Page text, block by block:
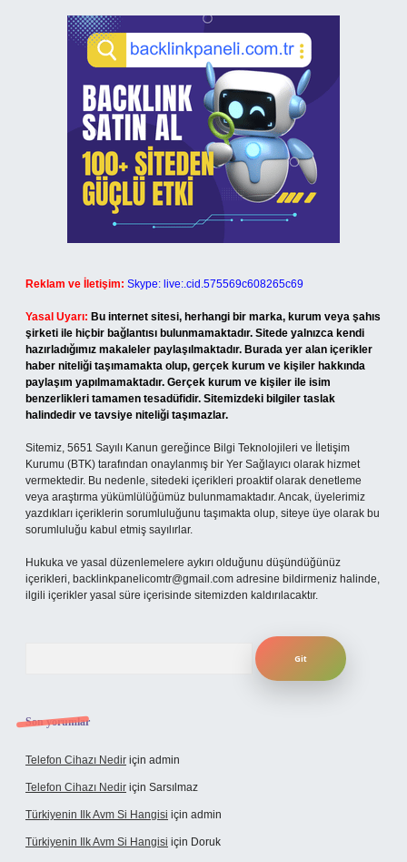
Reklam ve İletişim: Skype: live:.cid.575569c608265c69
Yasal Uyarı: Bu internet sitesi, herhangi bir marka, kurum veya şahıs
şirketi ile hiçbir bağlantısı bulunmamaktadır. Sitede yalnızca kendi
hazırladığımız makaleler paylaşılmaktadır. Burada yer alan içerikler
haber niteliği taşımamakta olup, gerçek kurum ve kişiler hakkında
paylaşım yapılmamaktadır. Gerçek kurum ve kişiler ile isim
benzerlikleri tamamen tesadüfidir. Sitemizdeki bilgiler taslak
halindedir ve tavsiye niteliği taşımazlar.
Sitemiz, 5651 Sayılı Kanun gereğince Bilgi Teknolojileri ve İletişim
Kurumu (BTK) tarafından onaylanmış bir Yer Sağlayıcı olarak hizmet
vermektedir. Bu nedenle, sitedeki içerikleri proaktif olarak denetleme
veya araştırma yükümlülüğümüz bulunmamaktadır. Ancak, üyelerimiz
yazdıkları içeriklerin sorumluluğunu taşımakta olup, siteye üye olarak bu
sorumluluğu kabul etmiş sayılırlar.
Hukuka ve yasal düzenlemelere aykırı olduğunu düşündüğünüz
içerikleri, backlinkpanelicomtr@gmail.com adresine bildirmeniz halinde,
ilgili içerikler yasal süre içerisinde sitemizden kaldırılacaktır.
Son yorumlar
Telefon Cihazı Nedir için admin
Telefon Cihazı Nedir için Sarsılmaz
Türkiyenin Ilk Avm Si Hangisi için admin
Türkiyenin Ilk Avm Si Hangisi için Doruk